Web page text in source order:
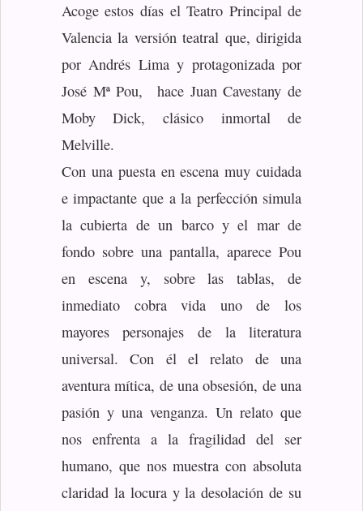
Acoge estos días el Teatro Principal de
Valencia la versión teatral que, dirigida
por Andrés Lima y protagonizada por
José Mª Pou, hace Juan Cavestany de
Moby Dick, clásico inmortal de
Melville.
Con una puesta en escena muy cuidada
e impactante que a la perfección simula
la cubierta de un barco y el mar de
fondo sobre una pantalla, aparece Pou
en escena y, sobre las tablas, de
inmediato cobra vida uno de los
mayores personajes de la literatura
universal. Con él el relato de una
aventura mítica, de una obsesión, de una
pasión y una venganza. Un relato que
nos enfrenta a la fragilidad del ser
humano, que nos muestra con absoluta
claridad la locura y la desolación de su